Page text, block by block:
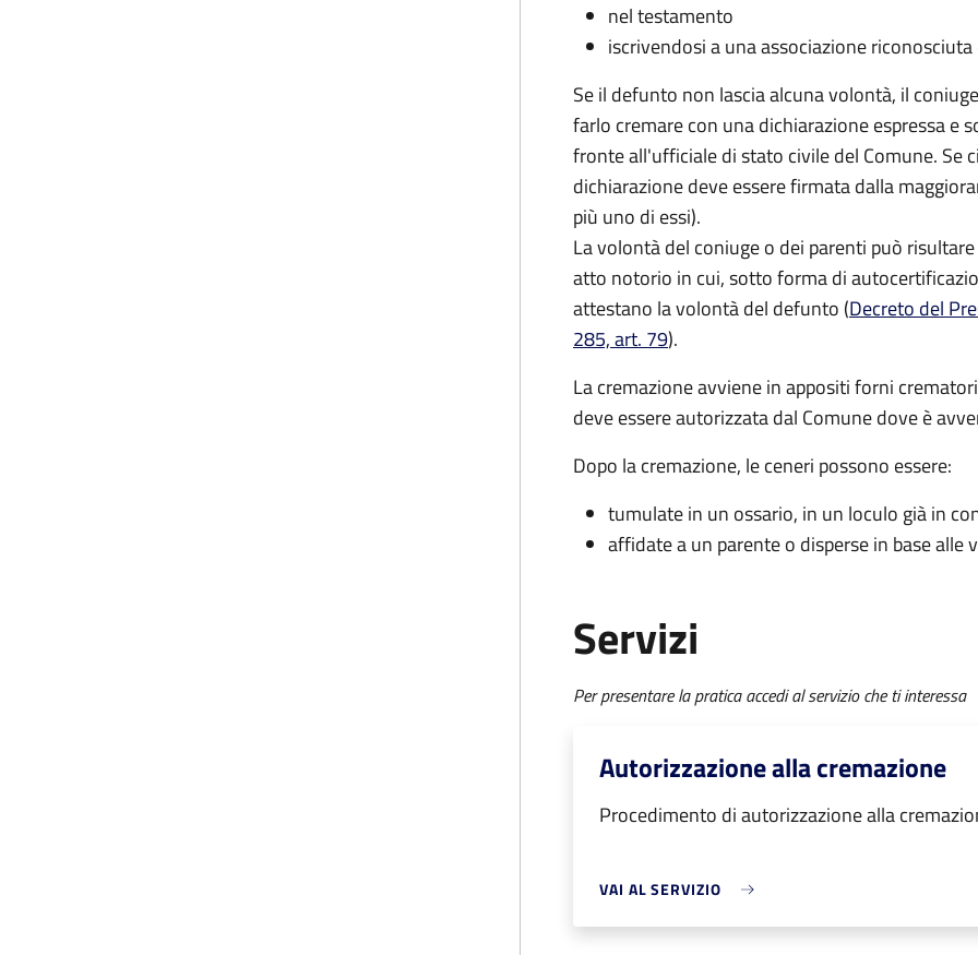
nel testamento
iscrivendosi a una associazione
Se il defunto non lascia alcuna volontà, il
farlo cremare con una dichiarazione espressa e
fronte all'ufficiale di stato civile del Comune. Se
dichiarazione deve essere firmata dalla
più uno di essi).
La volontà del coniuge o dei parenti può
atto notorio in cui, sotto forma di
attestano la volontà del defunto (Decreto del
285, art. 79).
La cremazione avviene in appositi forni
deve essere autorizzata dal Comune dove è
Dopo la cremazione, le ceneri possono essere:
tumulate in un ossario, in un loculo già in
affidate a un parente o disperse in base alle
Servizi
Per presentare la pratica accedi al servizio che ti interessa
Autorizzazione alla cremazione
Procedimento di autorizzazione alla
VAI AL SERVIZIO